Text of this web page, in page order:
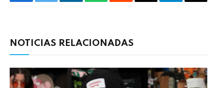
NOTICIAS RELACIONADAS